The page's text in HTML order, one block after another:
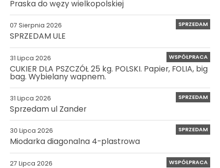
Praska do węzy wielkopolskiej
07 Sierpnia 2026 SPRZEDAM
SPRZEDAM ULE
31 Lipca 2026 WSPÓŁPRACA
CUKIER DLA PSZCZÓŁ 25 kg. POLSKI. Papier, FOLIA, big
bag. Wybielany wapnem.
31 Lipca 2026 SPRZEDAM
Sprzedam ul Zander
30 Lipca 2026 SPRZEDAM
Miodarka diagonalna 4-plastrowa
27 Lipca 2026 WSPÓŁPRACA